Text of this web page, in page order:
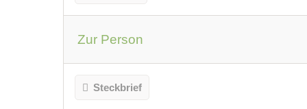
Zur Person
Steckbrief